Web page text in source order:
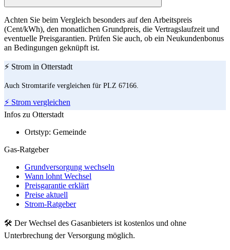
Achten Sie beim Vergleich besonders auf den Arbeitspreis
(Cent/kWh), den monatlichen Grundpreis, die Vertragslaufzeit und
eventuelle Preisgarantien. Prüfen Sie auch, ob ein Neukundenbonus
an Bedingungen geknüpft ist.
⚡ Strom in Otterstadt
Auch Stromtarife vergleichen für PLZ 67166.
⚡ Strom vergleichen
Infos zu Otterstadt
Ortstyp: Gemeinde
Gas-Ratgeber
Grundversorgung wechseln
Wann lohnt Wechsel
Preisgarantie erklärt
Preise aktuell
Strom-Ratgeber
🛠 Der Wechsel des Gasanbieters ist kostenlos und ohne
Unterbrechung der Versorgung möglich.